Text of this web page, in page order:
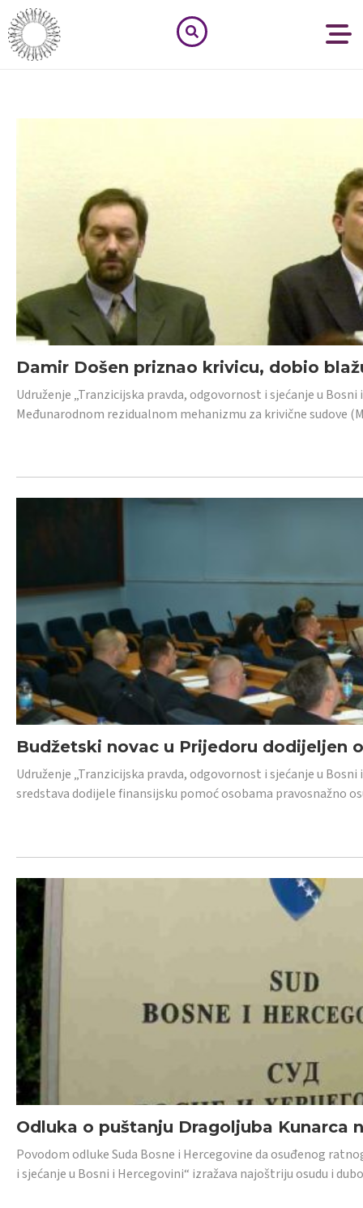
Damir Došen priznao krivicu, dobio
Udruženje „Tranzicijska pravda, odgovornost i sjećanje u
Međunarodnom rezidualnom mehanizmu za krivične sudove
Budžetski novac u Prijedoru dodijeljen
Udruženje „Tranzicijska pravda, odgovornost i sjećanje u
sredstava dodijele finansijsku pomoć osobama pravosnažno
Odluka o puštanju Dragoljuba Kunarca
Povodom odluke Suda Bosne i Hercegovine da osuđenog
i sjećanje u Bosni i Hercegovini“ izražava najoštriju osudu i